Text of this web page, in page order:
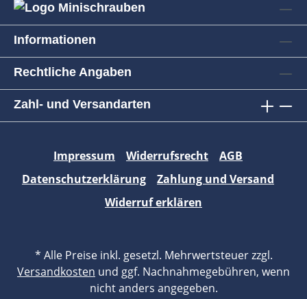
Informationen
Rechtliche Angaben
Zahl- und Versandarten
Impressum Widerrufsrecht
AGB
Datenschutzerklärung
Zahlung und Versand
Widerruf erklären
* Alle Preise inkl. gesetzl. Mehrwertsteuer zzgl.
Versandkosten und ggf. Nachnahmegebühren, wenn
nicht anders angegeben.